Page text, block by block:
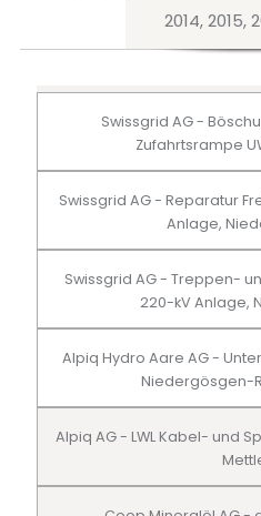
2014, 2015,
Swissgrid AG -
Zufahrtsrampe
Swissgrid AG - Reparatur
Anlage,
Swissgrid AG - Treppen-
220-kV Anlage,
Alpiq Hydro Aare AG -
Niedergösgen-
Alpiq AG - LWL Kabel- und